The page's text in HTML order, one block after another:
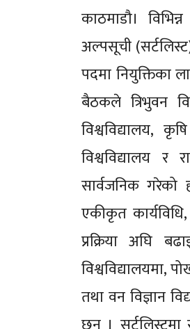
काठमाडौ‌‌।
अल्पसूची
पदमा नियुक्तिका
बैठकले त्रिभुवन
विश्वविद्यालय,
विश्वविद्यालय र
सार्वजनिक गरेको
एकीकृत
प्रक्रिया अघि
विश्वविद्यालयमा,
तथा वन विज्ञान